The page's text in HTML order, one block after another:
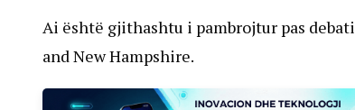
Ai është gjithashtu i pambrojtur pas
and New Hampshire.